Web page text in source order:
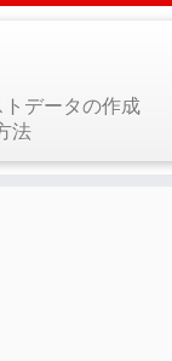
データの作成
法